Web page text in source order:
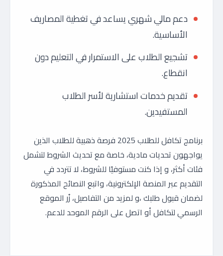
دعم مالي شهري يساعد في تغطية المصاريف
الأساسية.
تشجيع الطلاب على الاستمرار في التعليم دون
انقطاع.
تقديم خدمات استشارية لأسر الطلاب
المستفيدين.
برنامج تكافل للطلاب 2025 فرصة ذهبية للطلاب الذين
يواجهون تحديات مادية، خاصة مع تحديث الشروط لتشمل
فئات أكثر، و إذا كنت مستوفيًا للشروط، لا تتردد في
التقديم عبر المنصة الإلكترونية، واتبع النصائح المذكورة
لضمان قبول طلبك ،و لمزيد من التفاصيل، زُر الموقع
الرسمي لتكافل أو اتصل على الرقم الموحد للدعم.